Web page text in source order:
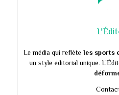
Le média qui reflète les sports
un style éditorial unique.